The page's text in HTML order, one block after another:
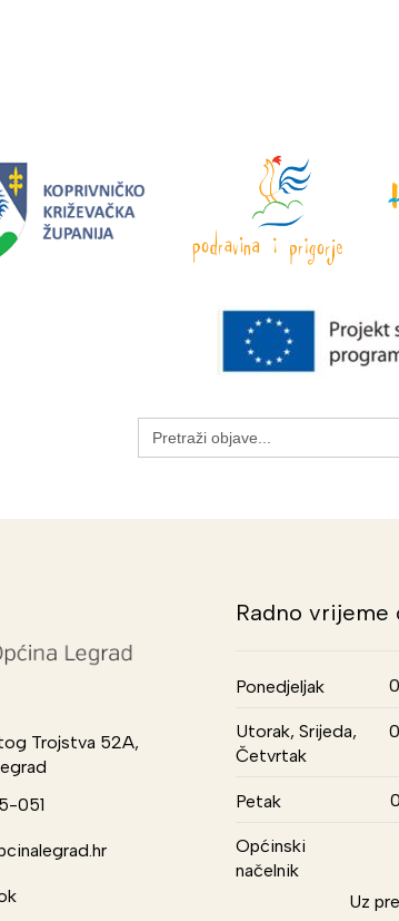
Search
for:
Trojstva 52A,
051
Radno vrijeme
Ponedjeljak
Utorak, Srijeda,
Četvrtak
Petak
Općinski
načelnik
Uz